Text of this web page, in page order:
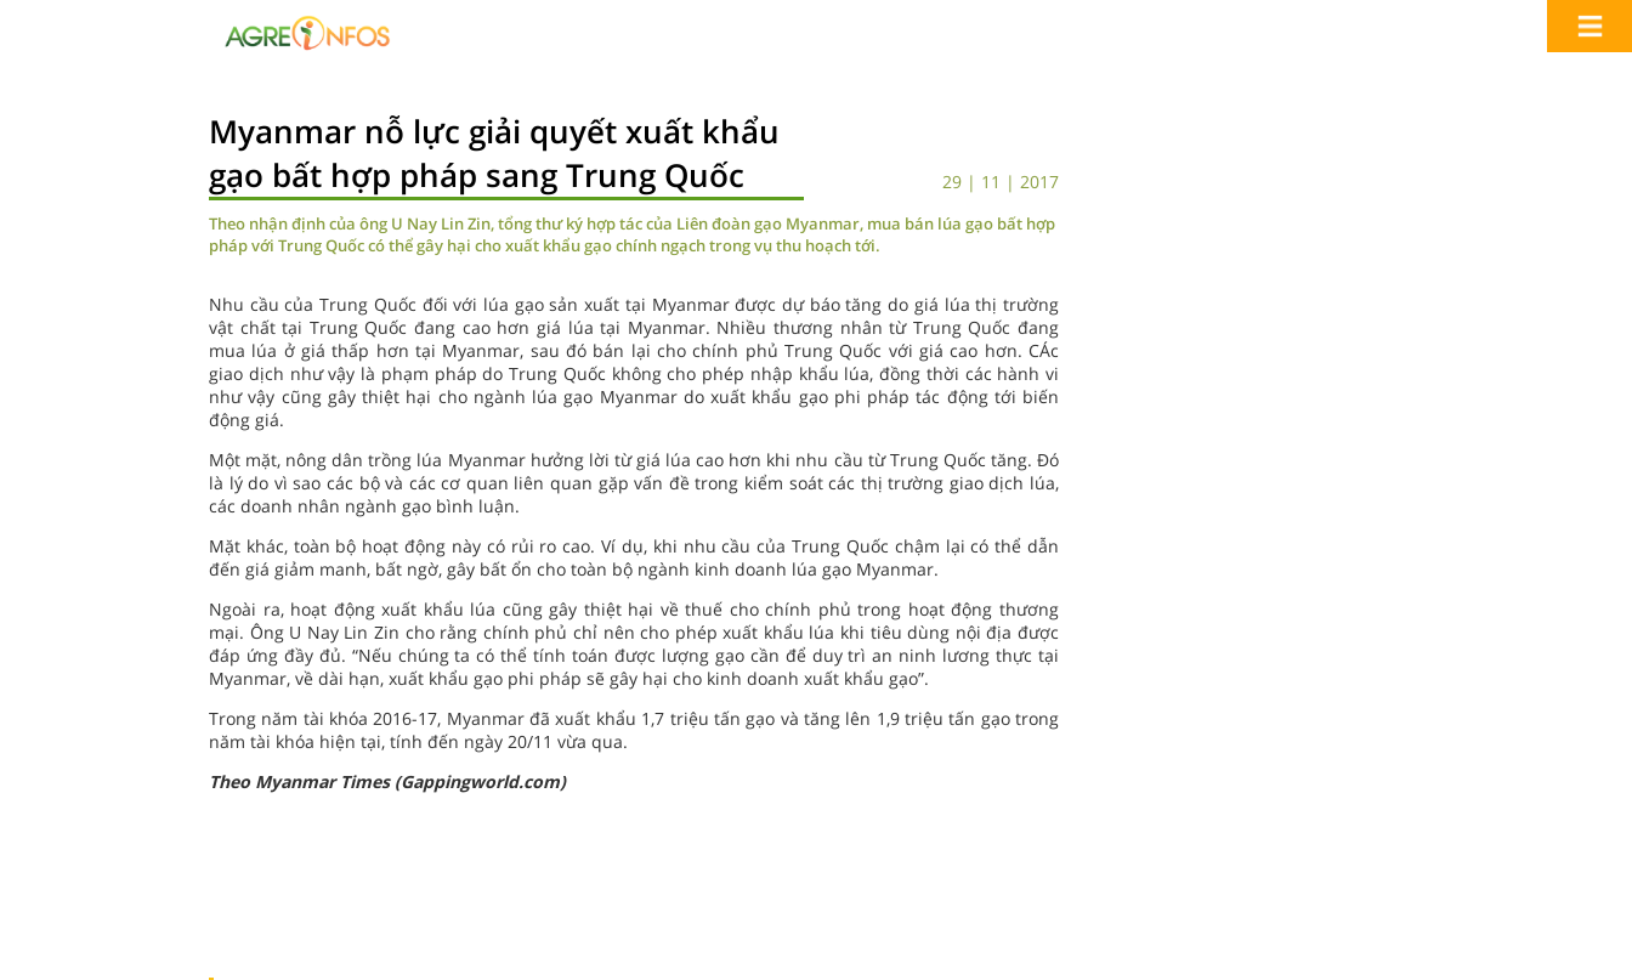
Myanmar nỗ lực giải quyết xuất khẩu
gạo bất hợp pháp sang Trung Quốc
29 | 11 | 2017
Theo nhận định của ông U Nay Lin Zin, tổng thư ký hợp tác của Liên đoàn gạo Myanmar, mua bán lúa gạo bất hợp
pháp với Trung Quốc có thể gây hại cho xuất khẩu gạo chính ngạch trong vụ thu hoạch tới.
Nhu cầu của Trung Quốc đối với lúa gạo sản xuất tại Myanmar được dự báo tăng do giá lúa thị trường
vật chất tại Trung Quốc đang cao hơn giá lúa tại Myanmar. Nhiều thương nhân từ Trung Quốc đang
mua lúa ở giá thấp hơn tại Myanmar, sau đó bán lại cho chính phủ Trung Quốc với giá cao hơn. CÁc
giao dịch như vậy là phạm pháp do Trung Quốc không cho phép nhập khẩu lúa, đồng thời các hành vi
như vậy cũng gây thiệt hại cho ngành lúa gạo Myanmar do xuất khẩu gạo phi pháp tác động tới biến
động giá.
Một mặt, nông dân trồng lúa Myanmar hưởng lời từ giá lúa cao hơn khi nhu cầu từ Trung Quốc tăng. Đó
là lý do vì sao các bộ và các cơ quan liên quan gặp vấn đề trong kiểm soát các thị trường giao dịch lúa,
các doanh nhân ngành gạo bình luận.
Mặt khác, toàn bộ hoạt động này có rủi ro cao. Ví dụ, khi nhu cầu của Trung Quốc chậm lại có thể dẫn
đến giá giảm manh, bất ngờ, gây bất ổn cho toàn bộ ngành kinh doanh lúa gạo Myanmar.
Ngoài ra, hoạt động xuất khẩu lúa cũng gây thiệt hại về thuế cho chính phủ trong hoạt động thương
mại. Ông U Nay Lin Zin cho rằng chính phủ chỉ nên cho phép xuất khẩu lúa khi tiêu dùng nội địa được
đáp ứng đầy đủ. “Nếu chúng ta có thể tính toán được lượng gạo cần để duy trì an ninh lương thực tại
Myanmar, về dài hạn, xuất khẩu gạo phi pháp sẽ gây hại cho kinh doanh xuất khẩu gạo”.
Trong năm tài khóa 2016-17, Myanmar đã xuất khẩu 1,7 triệu tấn gạo và tăng lên 1,9 triệu tấn gạo trong
năm tài khóa hiện tại, tính đến ngày 20/11 vừa qua.
Theo Myanmar Times (Gappingworld.com)